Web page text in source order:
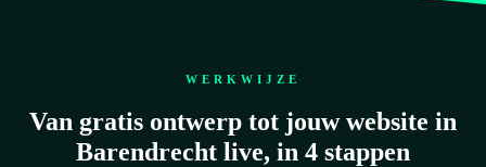
WERKWIJZE
Van gratis ontwerp tot jouw website in
Barendrecht live, in 4 stappen